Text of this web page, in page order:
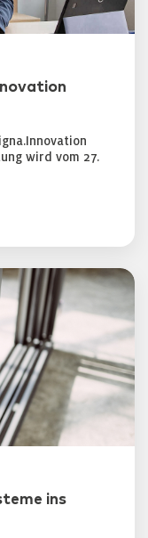
wird vom 27.
ins